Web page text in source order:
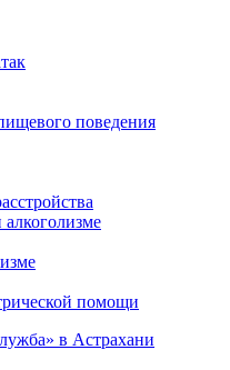
поведения
помощи
в Астрахани